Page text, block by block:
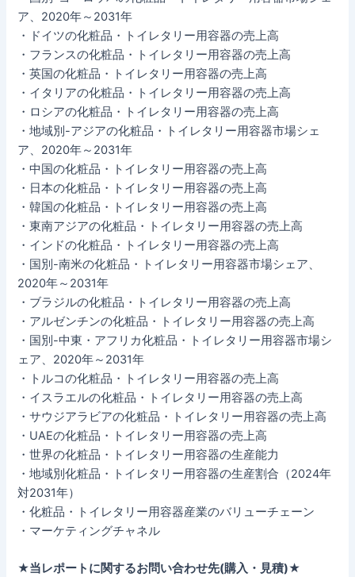
ア、2020年～2031年
・ドイツの化粧品・トイレタリー用容器の売上高
・フランスの化粧品・トイレタリー用容器の売上高
・英国の化粧品・トイレタリー用容器の売上高
・イタリアの化粧品・トイレタリー用容器の売上高
・ロシアの化粧品・トイレタリー用容器の売上高
・地域別-アジアの化粧品・トイレタリー用容器市場シェ
ア、2020年～2031年
・中国の化粧品・トイレタリー用容器の売上高
・日本の化粧品・トイレタリー用容器の売上高
・韓国の化粧品・トイレタリー用容器の売上高
・東南アジアの化粧品・トイレタリー用容器の売上高
・インドの化粧品・トイレタリー用容器の売上高
・国別-南米の化粧品・トイレタリー用容器市場シェア、
2020年～2031年
・ブラジルの化粧品・トイレタリー用容器の売上高
・アルゼンチンの化粧品・トイレタリー用容器の売上高
・国別-中東・アフリカ化粧品・トイレタリー用容器市場シ
ェア、2020年～2031年
・トルコの化粧品・トイレタリー用容器の売上高
・イスラエルの化粧品・トイレタリー用容器の売上高
・サウジアラビアの化粧品・トイレタリー用容器の売上高
・UAEの化粧品・トイレタリー用容器の売上高
・世界の化粧品・トイレタリー用容器の生産能力
・地域別化粧品・トイレタリー用容器の生産割合（2024年
対2031年）
・化粧品・トイレタリー用容器産業のバリューチェーン
・マーケティングチャネル
★当レポートに関するお問い合わせ先(購入・見積)★